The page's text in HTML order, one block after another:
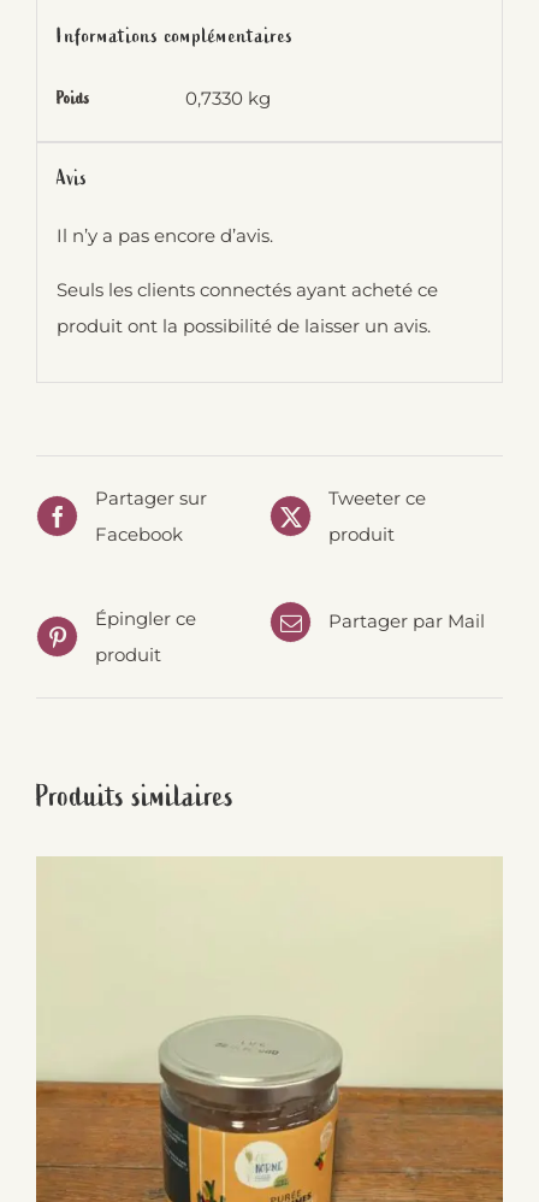
Informations complémentaires
Poids 0,7330 kg
Avis
Il n’y a pas encore d’avis.
Seuls les clients connectés ayant acheté ce
produit ont la possibilité de laisser un avis.
Partager sur
Facebook
Tweeter ce
produit
Épingler ce
produit
Partager par Mail
Produits similaires